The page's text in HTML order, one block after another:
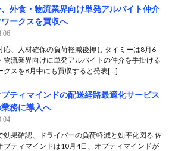
外食・物流業界向け単発アルバイト仲介
ークスを買収へ
応、人材確保の負荷軽減後押し タイミーは8月6
物流業界向けに単発アルバイトの仲介を手掛ける
クスを8月中にも買収すると発表[…]
ティマインドの配送経路最適化サービス
務に導入へ
効果確認、ドライバーの負荷軽減と効率化図る 佐
プティマインドは10月4日、オプティマインドが